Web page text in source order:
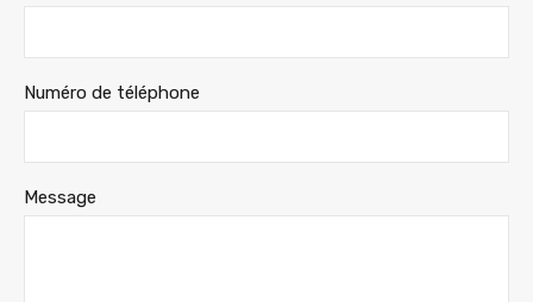
Numéro de téléphone
Message